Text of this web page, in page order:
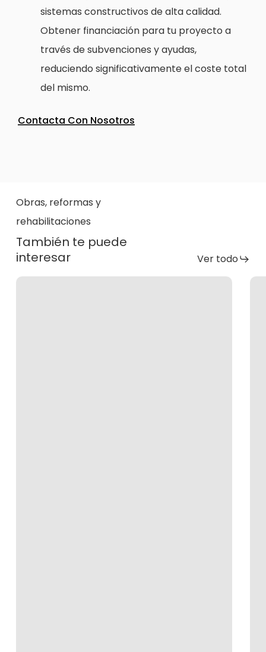
sistemas constructivos de alta calidad.
Obtener financiación para tu proyecto a
través de subvenciones y ayudas,
reduciendo significativamente el coste total
del mismo.
Contacta Con Nosotros
Obras, reformas y
rehabilitaciones
También te puede
interesar
Ver todo